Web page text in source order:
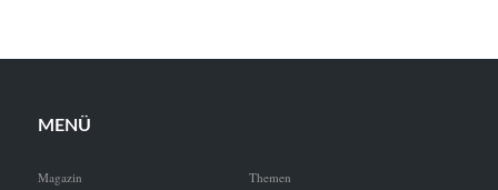
MENÜ
Magazin
Themen